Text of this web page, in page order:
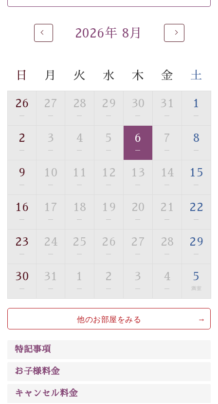
自家源泉「美翠源泉」は酸化の進みが遅く新鮮で若返り
の効果が高い、極めて希有な源泉です。身も心も癒され
温泉の成分に合わせ、防菌防カビの特殊素材の畳を使
用。 足元が柔らかく、そして滑りにくい畳のお風呂で
す。
※男性大浴場までのご移動には階段がございます。 予め
ご了承のほどお願いいたします。
■貸切温泉風呂 （40分2000円）
む貸切温泉風呂です。ゆったりといやされるプライベー
【旅】
豊富な知識を持ったドライバー兼ガイドが諏訪大社をご
案内します。
事前ご予約制ですので、ご利用ご希望の方
※交通規制などにより運行できない日がございます
※年末年始及び御柱祭前後は運行しておりません
以上がプラン内容です。
上諏訪温泉“しんゆ”なら諏訪大社など歴史ある諏訪の街
清らかな源泉、
みを感じていただける、美しく癒される宿で贅沢に幸せ
2026年 8月
日 月 火 水 木 金 土
26
—
27
—
28
—
29
—
30
—
31
—
1
—
2
—
3
—
4
—
5
—
6
—
7
—
8
—
9
—
10
—
11
—
12
—
13
—
14
—
15
—
16
—
17
—
18
—
19
—
20
—
21
—
22
—
23
—
24
—
25
—
26
—
27
—
28
—
29
—
30
—
31
—
1
—
2
—
3
—
4
—
5
満室
他のお部屋をみる
特記事項
お子様料金
キャンセル料金